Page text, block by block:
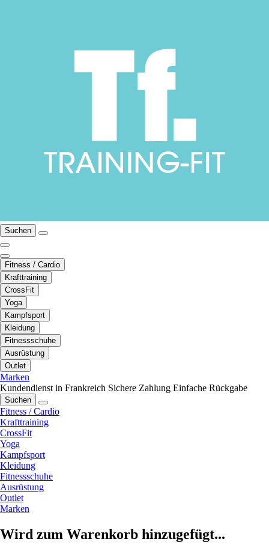
Suchen
Fitness / Cardio
Krafttraining
CrossFit
Yoga
Kampfsport
Kleidung
Fitnessschuhe
Ausrüstung
Outlet
Marken
Kundendienst in Frankreich Sichere Zahlung Einfache Rückgabe
Suchen
Fitness / Cardio
Krafttraining
CrossFit
Yoga
Kampfsport
Kleidung
Fitnessschuhe
Ausrüstung
Outlet
Marken
Wird zum Warenkorb hinzugefügt...